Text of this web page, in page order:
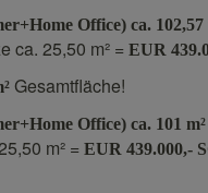
Office) ca. 102,57
ca. 25,50 m² = EUR
Gesamtfläche!
Office) ca. 101 m²
m² = EUR 439.000,-